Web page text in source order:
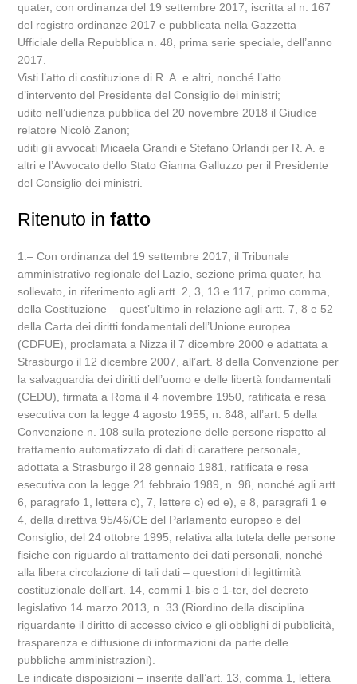
quater, con ordinanza del 19 settembre 2017, iscritta al n. 167
del registro ordinanze 2017 e pubblicata nella Gazzetta
Ufficiale della Repubblica n. 48, prima serie speciale, dell’anno
2017.
Visti l’atto di costituzione di R. A. e altri, nonché l’atto
d’intervento del Presidente del Consiglio dei ministri;
udito nell’udienza pubblica del 20 novembre 2018 il Giudice
relatore Nicolò Zanon;
uditi gli avvocati Micaela Grandi e Stefano Orlandi per R. A. e
altri e l’Avvocato dello Stato Gianna Galluzzo per il Presidente
del Consiglio dei ministri.
Ritenuto infatto
1.– Con ordinanza del 19 settembre 2017, il Tribunale
amministrativo regionale del Lazio, sezione prima quater, ha
sollevato, in riferimento agli artt. 2, 3, 13 e 117, primo comma,
della Costituzione – quest’ultimo in relazione agli artt. 7, 8 e 52
della Carta dei diritti fondamentali dell’Unione europea
(CDFUE), proclamata a Nizza il 7 dicembre 2000 e adattata a
Strasburgo il 12 dicembre 2007, all’art. 8 della Convenzione per
la salvaguardia dei diritti dell’uomo e delle libertà fondamentali
(CEDU), firmata a Roma il 4 novembre 1950, ratificata e resa
esecutiva con la legge 4 agosto 1955, n. 848, all’art. 5 della
Convenzione n. 108 sulla protezione delle persone rispetto al
trattamento automatizzato di dati di carattere personale,
adottata a Strasburgo il 28 gennaio 1981, ratificata e resa
esecutiva con la legge 21 febbraio 1989, n. 98, nonché agli artt.
6, paragrafo 1, lettera c), 7, lettere c) ed e), e 8, paragrafi 1 e
4, della direttiva 95/46/CE del Parlamento europeo e del
Consiglio, del 24 ottobre 1995, relativa alla tutela delle persone
fisiche con riguardo al trattamento dei dati personali, nonché
alla libera circolazione di tali dati – questioni di legittimità
costituzionale dell’art. 14, commi 1-bis e 1-ter, del decreto
legislativo 14 marzo 2013, n. 33 (Riordino della disciplina
riguardante il diritto di accesso civico e gli obblighi di pubblicità,
trasparenza e diffusione di informazioni da parte delle
pubbliche amministrazioni).
Le indicate disposizioni – inserite dall’art. 13, comma 1, lettera